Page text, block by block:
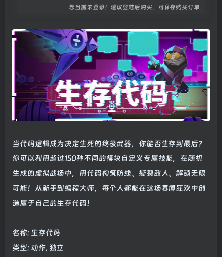
您当前未登录！建议登陆后购买，可保存购买订单
当代码逻辑成为决定生死的终极武器，你能否生存到最后？
你可以利用超过150种不同的模块自定义专属技能，在随机
生成的虚拟战场中，用代码构筑防线、撕裂敌人、解锁无限
可能！从新手到编程大师，每个人都能在这场赛博狂欢中创
造属于自己的生存代码！
名称: 生存代码
类型: 动作, 独立